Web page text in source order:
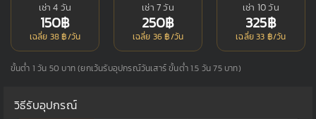
เช่า 4 วัน
150฿
เฉลี่ย 38 ฿/วัน
เช่า 7 วัน
250฿
เฉลี่ย 36 ฿/วัน
เช่า 10 วัน
325฿
เฉลี่ย 33 ฿/วัน
ขั้นต่ำ 1 วัน 50 บาท (ยกเว้นรับอุปกรณ์วันเสาร์ ขั้นต่ำ 1.5 วัน 75 บาท)
วิธีรับอุปกรณ์